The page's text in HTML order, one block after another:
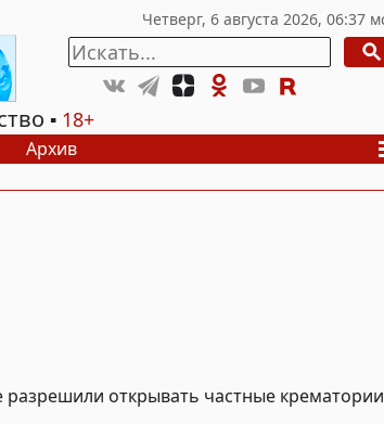
18+
Архив
разрешили открывать частные крематории